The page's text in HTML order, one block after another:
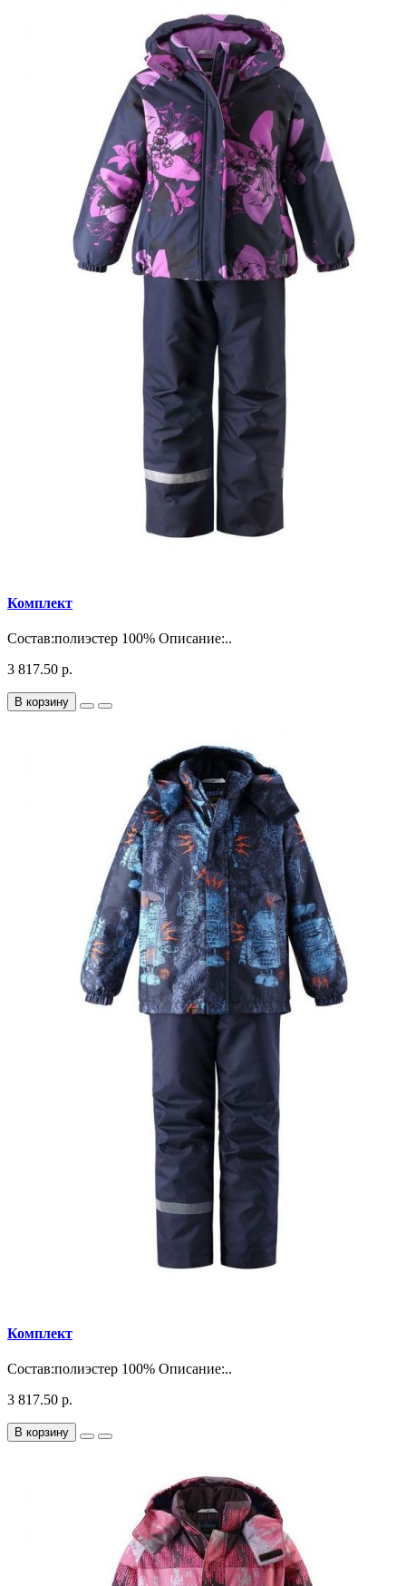
Комплект
Состав:полиэстер 100% Описание:..
3 817.50 р.
В корзину
Комплект
Состав:полиэстер 100% Описание:..
3 817.50 р.
В корзину